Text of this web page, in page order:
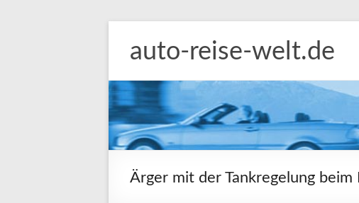
springenauto-reise-welt.de
Ärger mit der Tankregelung